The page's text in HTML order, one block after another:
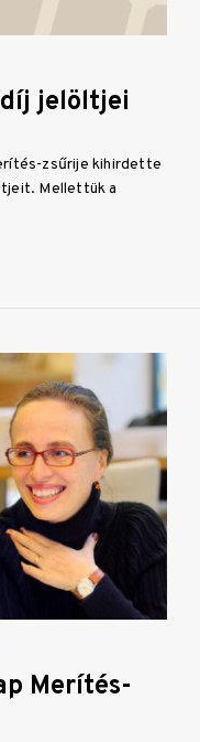
jelöltjei
zsűrije kihirdette
Mellettük a
Merítés-